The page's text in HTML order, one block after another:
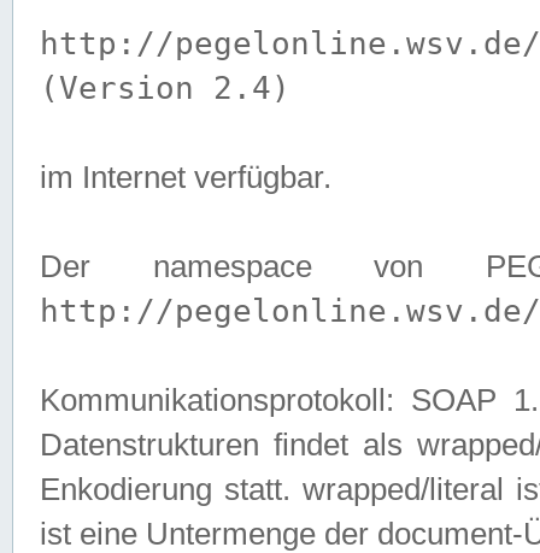
http://pegelonline.wsv.de/
(Version 2.4)
im Internet verfügbar.
Der namespace von
http://pegelonline.wsv.de/
Kommunikationsprotokoll: SOAP
Datenstrukturen findet als
Enkodierung statt. wrapped/literal
ist eine Untermenge der